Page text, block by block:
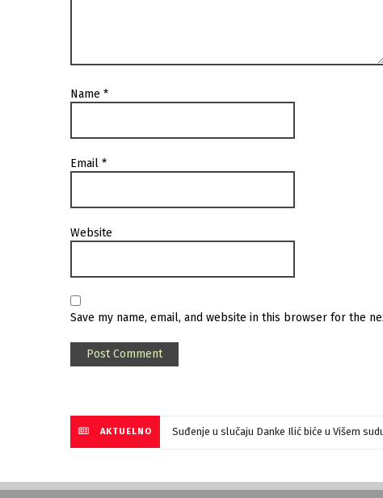
Name *
Email *
Website
Save my name, email, and website in this browser for the
AKTUELNO Suđenje u slučaju Danke Ilić biće u Višem